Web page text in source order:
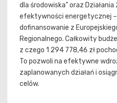
dla środowiska” oraz Działania
efektywności energetycznej –
dofinansowanie z
Regionalnego. Całkowity
z czego 1 294 778,46 zł
To pozwoli na efektywne
zaplanowanych działań i
celów.